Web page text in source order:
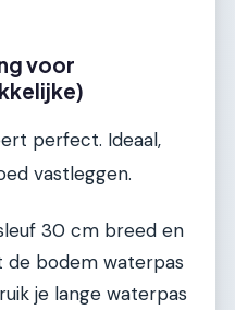
voor
perfect. Ideaal,
vastleggen.
30 cm breed en
de bodem waterpas
je lange waterpas